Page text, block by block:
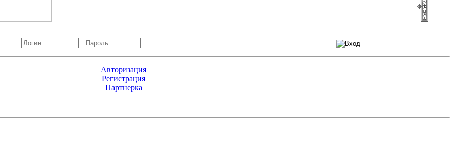
Авторизация
Регистрация
Партнерка